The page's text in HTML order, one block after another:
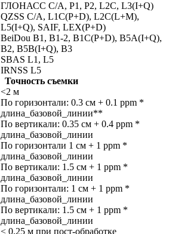
ГЛОНАСС C/A, P1, P2, L2C, L3(I+Q)
QZSS C/A, L1C(P+D), L2C(L+M),
L5(I+Q), SAIF, LEX(P+D)
BeiDou B1, B1-2, B1C(P+D), B5A(I+Q),
B2, B5B(I+Q), B3
SBAS L1, L5
IRNSS L5
Точность съемки
<2 м
По горизонтали: 0.3 см + 0.1 ppm *
длина_базовой_линии**
По вертикали: 0.35 см + 0.4 ppm *
длина_базовой_линии
По горизонтали 1 см + 1 ppm *
длина_базовой_линии
По вертикали: 1.5 см + 1 ppm *
длина_базовой_линии
По горизонтали: 1 см + 1 ppm *
длина_базовой_линии
По вертикали: 1.5 см + 1 ppm *
длина_базовой_линии
< 0.25 м при пост-обработке